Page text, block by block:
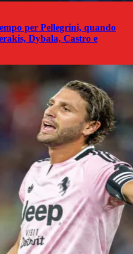
per Pellegrini, quando
Dybala, Castro e